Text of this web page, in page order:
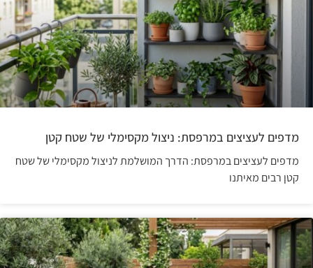
מדפים לעציצים במרפסת: ניצול מקסימלי של שטח קטן
מדפים לעציצים במרפסת: הדרך המושלמת לניצול מקסימלי של שטח
קטן רבים מאיתנו